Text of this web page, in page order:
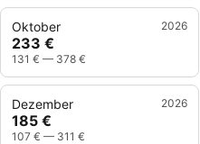
Oktober 2026
233 €
131 € — 378 €
Dezember 2026
185 €
107 € — 311 €